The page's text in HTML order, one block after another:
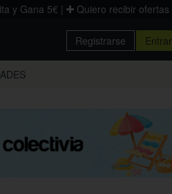
y Gana 5€ | Quiero recibir ofertas
Registrarse Entrar